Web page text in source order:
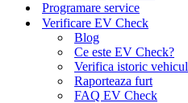
Programare service
Verificare EV Check
Blog
Ce este EV Check?
Verifica istoric vehicul
Raporteaza furt
FAQ EV Check